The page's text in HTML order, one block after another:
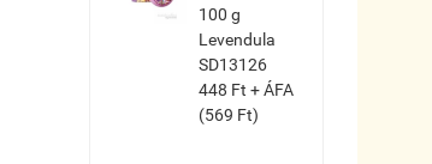
100 g
Levendula
SD13126
448 Ft + ÁFA
(569 Ft)